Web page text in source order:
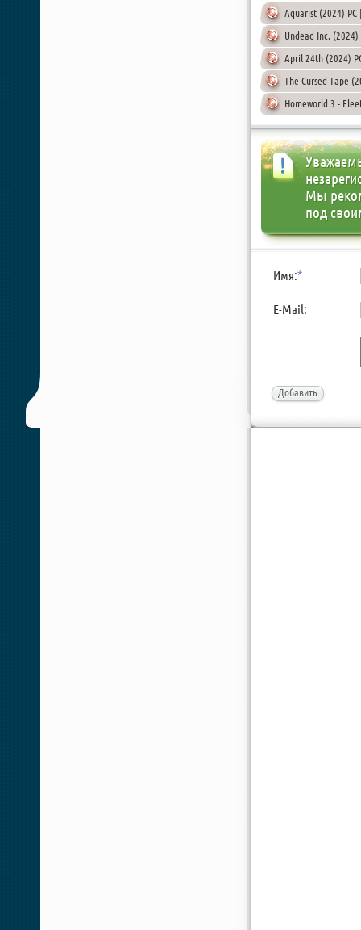
Aquarist (2024)
Undead Inc.
April 24th (2024)
The Cursed Tape
Homeworld 3 -
Мы
под
Имя:*
E-Mail:
Добавить